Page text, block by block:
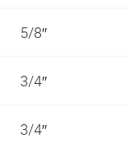
5/8″
3/4″
3/4″